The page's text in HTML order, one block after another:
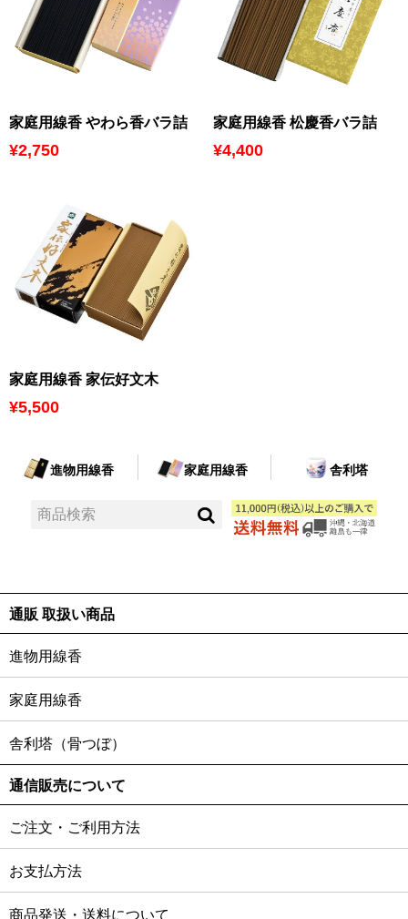
家庭用線香 やわら香バラ詰
¥2,750
家庭用線香 松慶香バラ詰
¥4,400
家庭用線香 家伝好文木
¥5,500
進物用線香 家庭用線香 舎利塔
通販 取扱い商品
進物用線香
家庭用線香
舎利塔（骨つぼ）
通信販売について
ご注文・ご利用方法
お支払方法
商品発送・送料について